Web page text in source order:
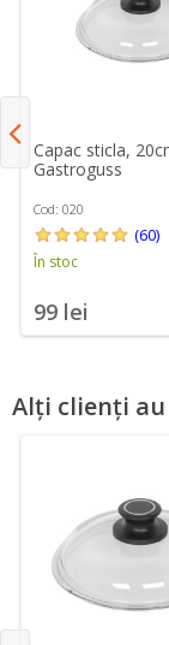
Capac sticla,
Gastroguss
Cod: 020
(60)
În stoc
99 lei
Alți clienți